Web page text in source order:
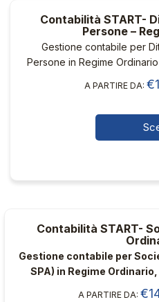
Contabilità START-
Persone –
Gestione contabile per
Persone in Regime
Iva Trimestrale, un numero
rapporti con clienti e
A PARTIRE DA: €
Questo
ha
Le
opzioni
possono
Contabilità START-
Gestione contabile per
SPA) in Regime
conto bancario, un
A PARTIRE DA:€